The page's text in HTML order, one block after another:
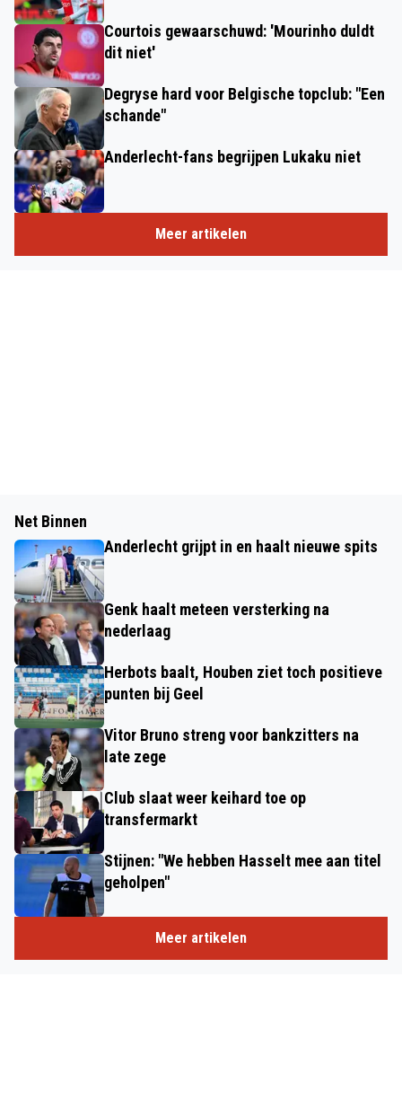
Courtois gewaarschuwd: 'Mourinho duldt
dit niet'
Degryse hard voor Belgische topclub: "Een
schande"
Anderlecht-fans begrijpen Lukaku niet
Meer artikelen
Net Binnen
Anderlecht grijpt in en haalt nieuwe spits
Genk haalt meteen versterking na
nederlaag
Herbots baalt, Houben ziet toch positieve
punten bij Geel
Vitor Bruno streng voor bankzitters na
late zege
Club slaat weer keihard toe op
transfermarkt
Stijnen: "We hebben Hasselt mee aan titel
geholpen"
Meer artikelen